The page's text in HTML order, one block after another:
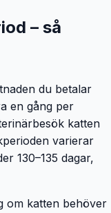
– så
du betalar
en gång per
katten
varierar
130–135 dagar,
om katten behöver